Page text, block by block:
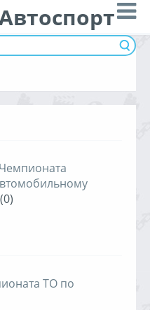
(0)
ТО по